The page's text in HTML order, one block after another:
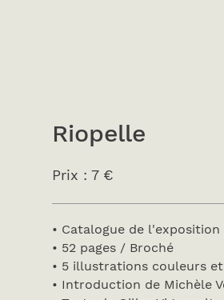
Riopelle
Prix : 7 €
• Catalogue de l'exposition
• 52 pages / Broché
• 5 illustrations couleurs
• Introduction de Michèle